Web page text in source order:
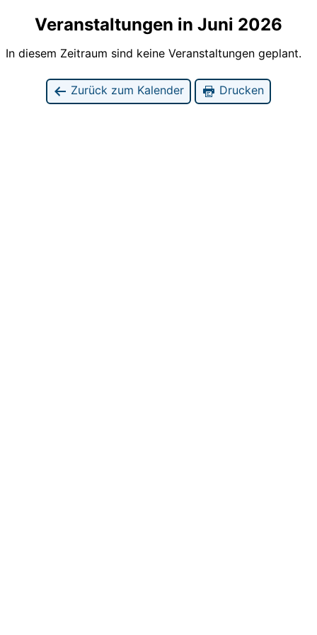
Veranstaltungen in Juni 2026
In diesem Zeitraum sind keine Veranstaltungen geplant.
Zurück zum Kalender Drucken